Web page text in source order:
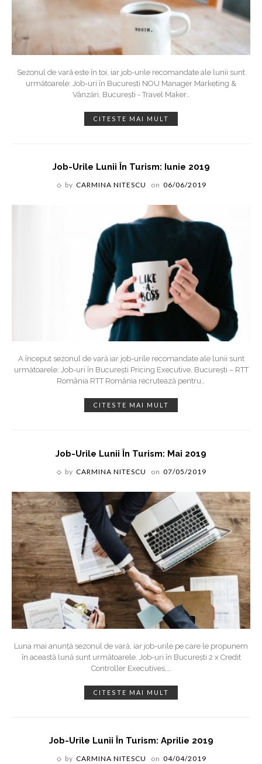
Sezonul de vară este în toi, iar job-urile recomandate ale lunii sunt
următoarele: Job-uri în București NOU Manager Marketing &
Vânzări, București - Travel Maker…
CITESTE MAI MULT
Job-Urile Lunii În Turism: Iunie 2019
by CARMINA NITESCU on 06/06/2019
A început sezonul de vară iar job-urile recomandate ale lunii sunt
următoarele: Job-uri în București Pricing Executive, București – RTT
România RTT România recrutează pentru…
CITESTE MAI MULT
Job-Urile Lunii În Turism: Mai 2019
by CARMINA NITESCU on 07/05/2019
Luna mai anunță sezonul de vară, iar job-urile pe care le propunem
în această lună sunt următoarele. Job-uri în București 2 x Credit
Controller Executives,
CITESTE MAI MULT
Job-Urile Lunii În Turism: Aprilie 2019
by CARMINA NITESCU on 04/04/2019